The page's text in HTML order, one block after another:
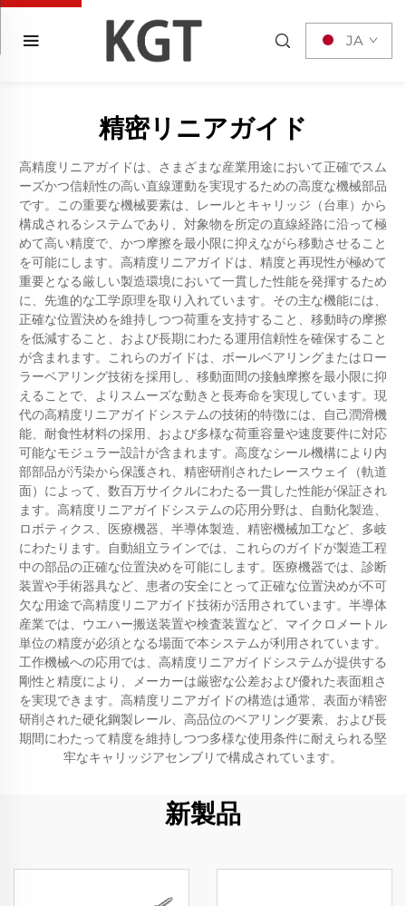
JA
精密リニアガイド
高精度リニアガイドは、さまざまな産業用途において正確でスム
ーズかつ信頼性の高い直線運動を実現するための高度な機械部品
です。この重要な機械要素は、レールとキャリッジ（台車）から
構成されるシステムであり、対象物を所定の直線経路に沿って極
めて高い精度で、かつ摩擦を最小限に抑えながら移動させること
を可能にします。高精度リニアガイドは、精度と再現性が極めて
重要となる厳しい製造環境において一貫した性能を発揮するため
に、先進的な工学原理を取り入れています。その主な機能には、
正確な位置決めを維持しつつ荷重を支持すること、移動時の摩擦
を低減すること、および長期にわたる運用信頼性を確保すること
が含まれます。これらのガイドは、ボールベアリングまたはロー
ラーベアリング技術を採用し、移動面間の接触摩擦を最小限に抑
えることで、よりスムーズな動きと長寿命を実現しています。現
代の高精度リニアガイドシステムの技術的特徴には、自己潤滑機
能、耐食性材料の採用、および多様な荷重容量や速度要件に対応
可能なモジュラー設計が含まれます。高度なシール機構により内
部部品が汚染から保護され、精密研削されたレースウェイ（軌道
面）によって、数百万サイクルにわたる一貫した性能が保証され
ます。高精度リニアガイドシステムの応用分野は、自動化製造、
ロボティクス、医療機器、半導体製造、精密機械加工など、多岐
にわたります。自動組立ラインでは、これらのガイドが製造工程
中の部品の正確な位置決めを可能にします。医療機器では、診断
装置や手術器具など、患者の安全にとって正確な位置決めが不可
欠な用途で高精度リニアガイド技術が活用されています。半導体
産業では、ウエハー搬送装置や検査装置など、マイクロメートル
単位の精度が必須となる場面で本システムが利用されています。
工作機械への応用では、高精度リニアガイドシステムが提供する
剛性と精度により、メーカーは厳密な公差および優れた表面粗さ
を実現できます。高精度リニアガイドの構造は通常、表面が精密
研削された硬化鋼製レール、高品位のベアリング要素、および長
期間にわたって精度を維持しつつ多様な使用条件に耐えられる堅
牢なキャリッジアセンブリで構成されています。
新製品